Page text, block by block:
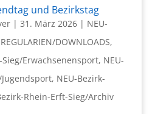
und Bezirkstag
| 31. März 2026| NEU-
DOWNLOADS,
Erwachsenensport, NEU-
, NEU-Bezirk-
Rhein-Erft-Sieg/Archiv